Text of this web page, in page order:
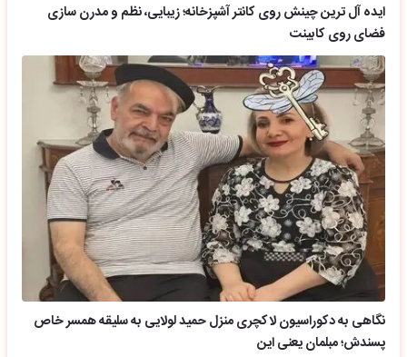
ایده آل ترین چینش روی کانتر آشپزخانه؛ زیبایی، نظم و مدرن سازی
فضای روی کابینت
نگاهی به دکوراسیون لاکچری منزل حمید لولایی به سلیقه همسر خاص
پسندش؛ مبلمان یعنی این